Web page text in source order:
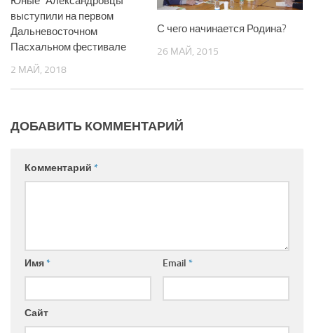
выступили на первом
Дальневосточном
Пасхальном фестивале
2 МАЙ, 2018
С чего начинается Родина?
26 МАЙ, 2015
ДОБАВИТЬ КОММЕНТАРИЙ
Комментарий *
Имя* Email *
Сайт